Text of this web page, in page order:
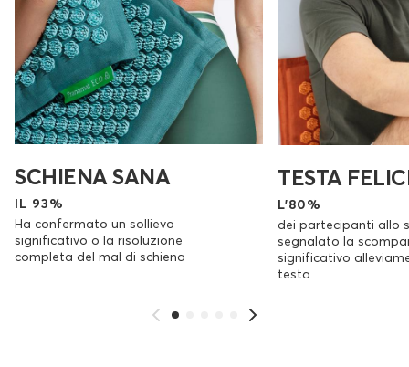
SCHIENA SANA
IL 93%
Ha confermato un sollievo
significativo o la risoluzione
completa del mal di schiena
TESTA
L'80%
dei partecipanti allo
segnalato la
significativo
testa